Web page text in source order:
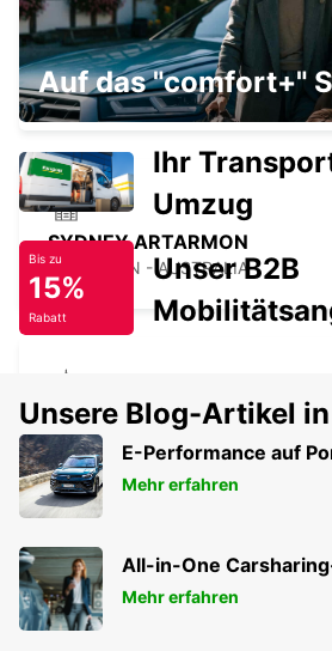
SYDNEY STADTZENTRUM
SYDNEY - AUSTRALIA
SYDNEY ARTARMON
ARTARMON - AUSTRALIA
SYDNEY PENRITH
PENRITH - AUSTRALIA
Auf das "comfort+"
Ihr
Umzug
Bis zu
15%
Rabatt
Unser B2B
Unsere Blog-Artikel
E-Performance auf
Mehr erfahren
All-in-One
Mehr erfahren